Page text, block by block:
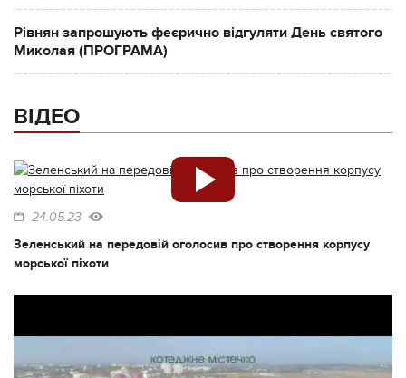
Рівнян запрошують феєрично відгуляти День святого
Миколая (ПРОГРАМА)
ВІДЕО
24.05.23
Зеленський на передовій оголосив про створення корпусу
морської піхоти